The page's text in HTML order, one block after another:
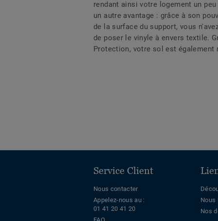
rendant ainsi votre logement un
un autre avantage : grâce à son
de la surface du support, vous
de poser le vinyle à envers textile.
Protection, votre sol est
Service Client
Nous contacter
Appelez-nous au :
01 41 20 41 20
Nous
Nos